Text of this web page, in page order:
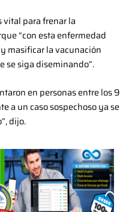
para frenar la
“con esta enfermedad
masificar la vacunación
se siga diseminando”.
en personas entre los 9
a un caso sospechoso ya se
dijo.